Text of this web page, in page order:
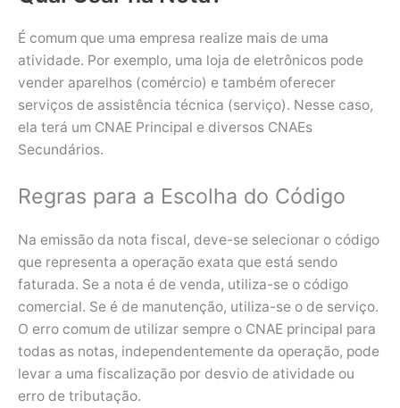
É comum que uma empresa realize mais de uma
atividade. Por exemplo, uma loja de eletrônicos pode
vender aparelhos (comércio) e também oferecer
serviços de assistência técnica (serviço). Nesse caso,
ela terá um CNAE Principal e diversos CNAEs
Secundários.
Regras para a Escolha do Código
Na emissão da nota fiscal, deve-se selecionar o código
que representa a operação exata que está sendo
faturada. Se a nota é de venda, utiliza-se o código
comercial. Se é de manutenção, utiliza-se o de serviço.
O erro comum de utilizar sempre o CNAE principal para
todas as notas, independentemente da operação, pode
levar a uma fiscalização por desvio de atividade ou
erro de tributação.